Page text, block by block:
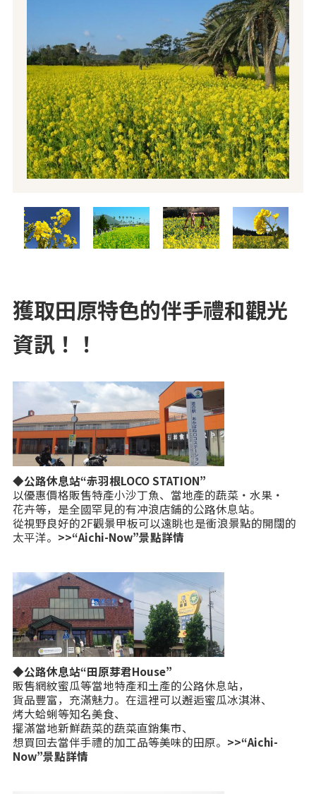
獲取田原特色的伴手禮和觀光
資訊！！
◆公路休息站“赤羽根LOCO STATION”
以優惠價格販售特產小沙丁魚、當地產的蔬菜・水果・
花卉等，是全國罕見的有冲浪店鋪的公路休息站。
從視野良好的2F觀景甲板可以遠眺也是衝浪景點的開闊的
太平洋。 >>“Aichi-Now”景點詳情
◆公路休息站“田原芽君House”
販售網紋蜜瓜等當地特產和土產的公路休息站，
貨品豐富，充滿魅力。在這裡可以邂逅蜜瓜冰淇淋、
烤大蛤蜊等知名美食、
擺滿當地新鮮蔬菜的蔬菜直銷集市、
想買回去當伴手禮的加工品等美味的田原。 >>“Aichi-
Now”景點詳情